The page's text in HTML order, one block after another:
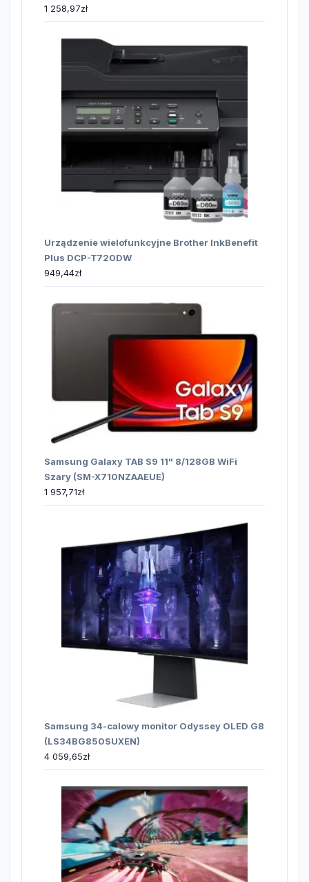
1 258,97zł
Urządzenie wielofunkcyjne Brother InkBenefit
Plus DCP-T720DW
949,44zł
Samsung Galaxy TAB S9 11" 8/128GB WiFi
Szary (SM-X710NZAAEUE)
1 957,71zł
Samsung 34-calowy monitor Odyssey OLED G8
(LS34BG850SUXEN)
4 059,65zł